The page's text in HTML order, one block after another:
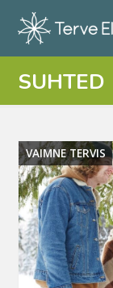
SUHTED
VAIMNE TERVIS